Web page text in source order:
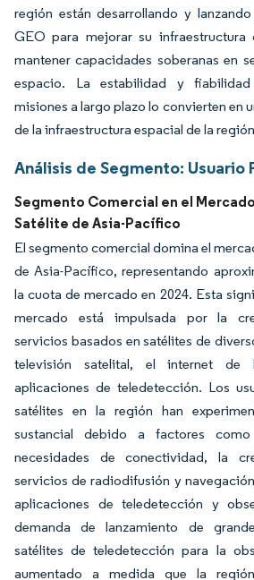
región están desarrollando y
GEO para mejorar su infraestructura
mantener capacidades soberanas en
espacio. La estabilidad y
misiones a largo plazo lo convierten en
de la infraestructura espacial de la
Análisis de Segmento: Usuario
Segmento Comercial en el
Satélite de Asia-Pacífico
El segmento comercial domina el
de Asia-Pacífico, representando
la cuota de mercado en 2024. Esta
mercado está impulsada por la
servicios basados en satélites de
televisión satelital, el internet de
aplicaciones de teledetección. Los
satélites en la región han
sustancial debido a factores
necesidades de conectividad, la
servicios de radiodifusión y
aplicaciones de teledetección y
demanda de lanzamiento de
satélites de teledetección para la
aumentado a medida que la